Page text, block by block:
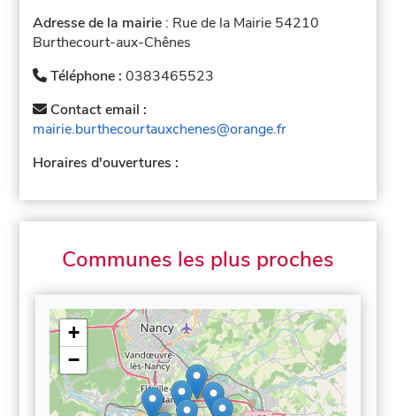
Adresse de la mairie : Rue de la Mairie 54210
Burthecourt-aux-Chênes
Téléphone :0383465523
Contact email :
mairie.burthecourtauxchenes@orange.fr
Horaires d'ouvertures :
Communes les plus proches
+
−